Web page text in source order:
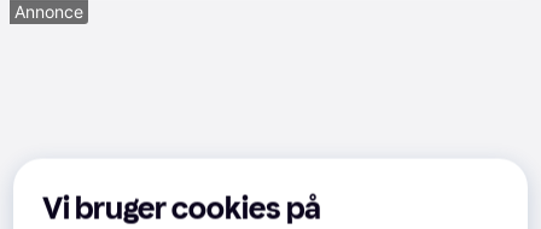
Annonce
Vi bruger cookies på